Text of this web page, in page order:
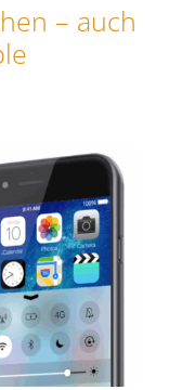
– auch